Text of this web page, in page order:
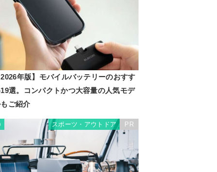
年版】モバイルバッテリーのおすす
選。コンパクトかつ大容量の人気モデ
ご紹介
スポーツ・アウトドア PR